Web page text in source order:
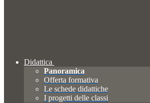
Didattica
Panoramica
Offerta formativa
Le schede didattiche
I progetti delle classi